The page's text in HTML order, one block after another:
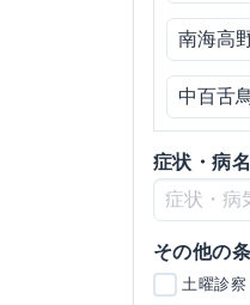
症状・病名
その他の
土曜診察